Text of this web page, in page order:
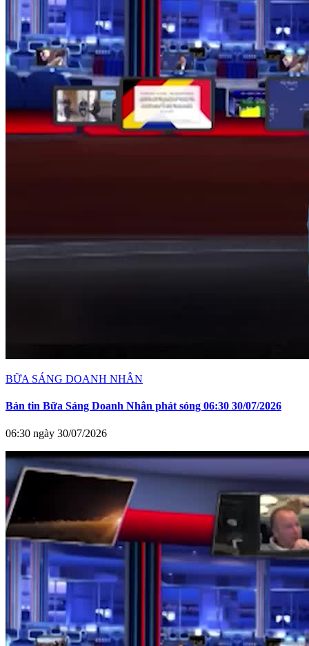
BỮA SÁNG DOANH NHÂN
Bản tin Bữa Sáng Doanh Nhân phát sóng 06:30 30/07/2026
06:30 ngày 30/07/2026